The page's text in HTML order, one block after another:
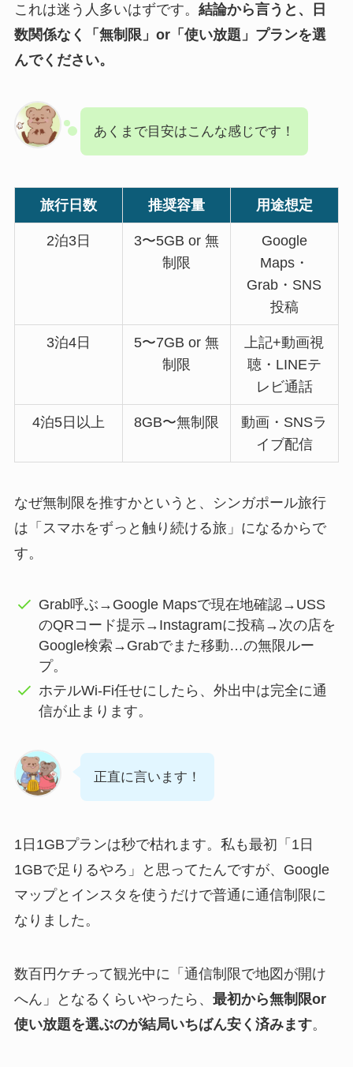
これは迷う人多いはずです。 結論から言うと、日
数関係なく「無制限」or「使い放題」プランを選
んでください。
あくまで目安はこんな感じです！
旅行日数 推奨容量 用途想定
2泊3日
3〜5GB or 無
制限
Google
Maps・
Grab・SNS
投稿
3泊4日
5〜7GB or 無
制限
上記+動画視
聴・LINEテ
レビ通話
4泊5日以上 8GB〜無制限
動画・SNSラ
イブ配信
なぜ無制限を推すかというと、シンガポール旅行
は「スマホをずっと触り続ける旅」になるからで
す。
Grab呼ぶ→Google Mapsで現在地確認→USS
のQRコード提示→Instagramに投稿→次の店を
Google検索→Grabでまた移動…の無限ルー
プ。
ホテルWi-Fi任せにしたら、外出中は完全に通
信が止まります。
正直に言います！
1日1GBプランは秒で枯れます。私も最初「1日
1GBで足りるやろ」と思ってたんですが、Google
マップとインスタを使うだけで普通に通信制限に
なりました。
数百円ケチって観光中に「通信制限で地図が開け
へん」となるくらいやったら、 最初から無制限or
使い放題を選ぶのが結局いちばん安く済みます。